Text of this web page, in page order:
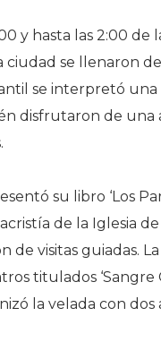
y hasta las 2:00
ciudad se llenaron
se interpretó una
disfrutaron de
su libro ‘Los
de la Iglesia
de visitas guiadas.
titulados ‘Sangre
la velada con